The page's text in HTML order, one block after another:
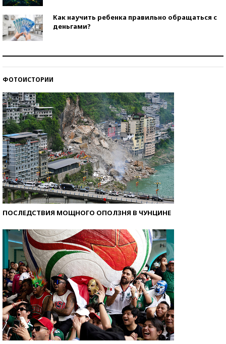
Как научить ребенка правильно обращаться с
деньгами?
ФОТОИСТОРИИ
ПОСЛЕДСТВИЯ МОЩНОГО ОПОЛЗНЯ В ЧУНЦИНЕ